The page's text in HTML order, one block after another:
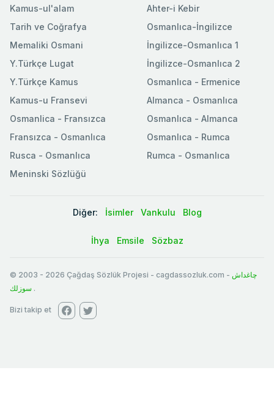
Kamus-ul'alam
Tarih ve Coğrafya
Memaliki Osmani
Y.Türkçe Lugat
Y.Türkçe Kamus
Ahter-i Kebir
Osmanlıca-İngilizce
İngilizce-Osmanlıca 1
İngilizce-Osmanlıca 2
Osmanlıca - Ermenice
Kamus-u Fransevi
Osmanlica - Fransızca
Fransızca - Osmanlıca
Rusca - Osmanlıca
Meninski Sözlüğü
Almanca - Osmanlıca
Osmanlıca - Almanca
Osmanlıca - Rumca
Rumca - Osmanlıca
Diğer: İsimler Vankulu Blog
İhya Emsile Sözbaz
© 2003 - 2026 Çağdaş Sözlük Projesi - cagdassozluk.com - چاغداش
سوزلك .
Bizi takip et